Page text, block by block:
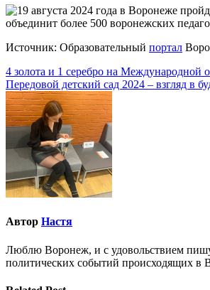
Источник: Образовательный портал
Навигация
по
записям
4 золота и 1 серебро на Международной
Передовой детский сад 2024 – взгляд в
Автор Настя
Люблю Воронеж, и с удовольствием
политических событий происходящих в